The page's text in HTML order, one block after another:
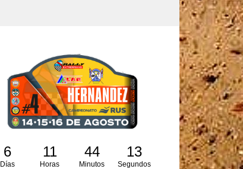
6
Días
11
Horas
44
Minutos
12
Segundos